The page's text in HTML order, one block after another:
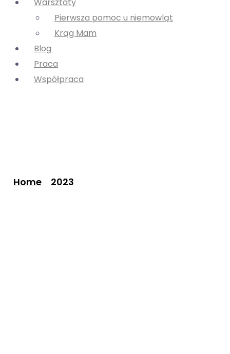
Pierwsza pomoc u niemowląt
Krąg Mam
Blog
Praca
Współpraca
Home 2023